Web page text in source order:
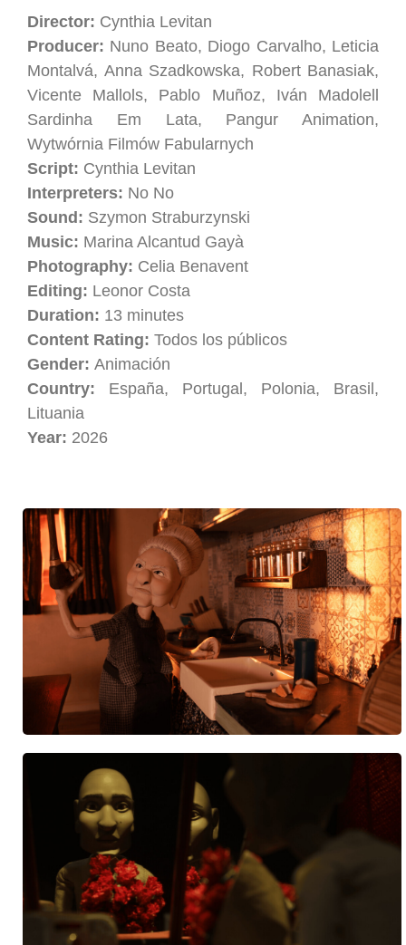
Director: Cynthia Levitan
Producer: Nuno Beato, Diogo Carvalho, Leticia
Montalvá, Anna Szadkowska, Robert Banasiak,
Vicente Mallols, Pablo Muñoz, Iván Madolell
Sardinha Em Lata, Pangur Animation,
Wytwórnia Filmów Fabularnych
Script: Cynthia Levitan
Interpreters: No No
Sound: Szymon Straburzynski
Music: Marina Alcantud Gayà
Photography: Celia Benavent
Editing: Leonor Costa
Duration: 13 minutes
Content Rating: Todos los públicos
Gender: Animación
Country: España, Portugal, Polonia, Brasil,
Lituania
Year: 2026